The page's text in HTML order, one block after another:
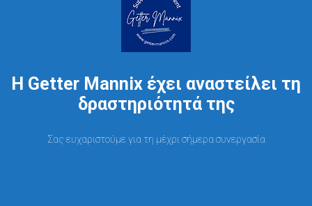
Η Getter Mannix έχει αναστείλει τη
δραστηριότητά της
Σας ευχαριστούμε για τη μέχρι σήμερα συνεργασία